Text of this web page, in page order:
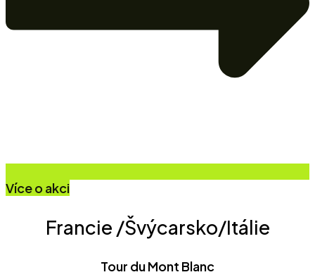
Více o akci
Francie /Švýcarsko/Itálie
Tour du Mont Blanc